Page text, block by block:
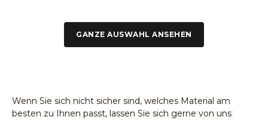
GANZE AUSWAHL ANSEHEN
Wenn Sie sich nicht sicher sind, welches Material am
besten zu Ihnen passt, lassen Sie sich gerne von uns